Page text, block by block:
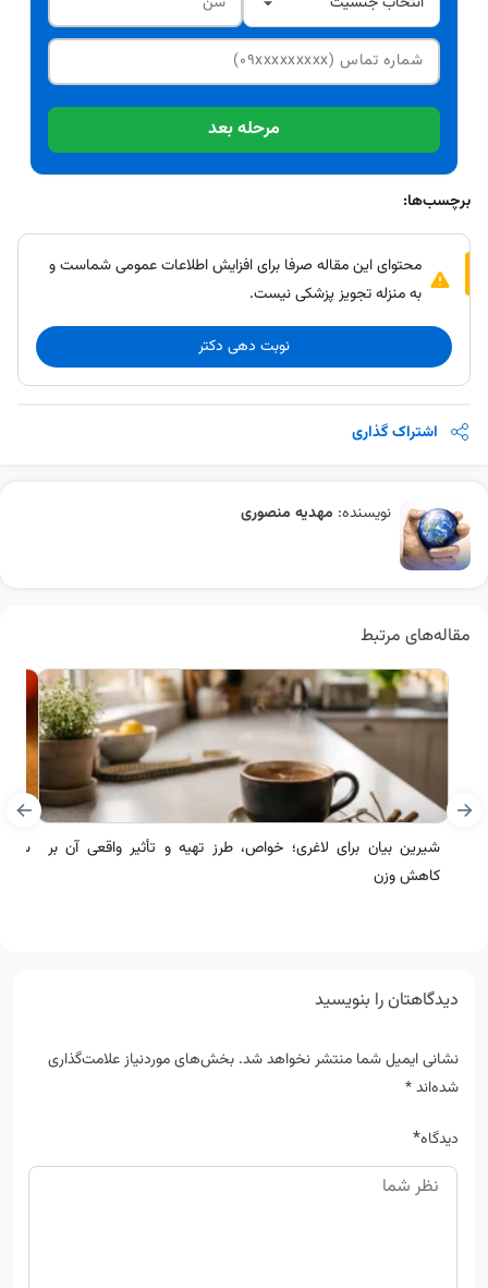
مرحله بعد
برچسب‌ها:
محتوای این مقاله صرفا برای افزایش اطلاعات عمومی شماست و
به منزله تجویز پزشکی نیست.
نوبت دهی دکتر
اشتراک گذاری
نویسنده: مهدیه منصوری
مقاله‌های مرتبط
شیرین بیان برای لاغری؛ خواص، طرز تهیه و تأثیر واقعی آن بر
کاهش وزن
دیدگاهتان را بنویسید
نشانی ایمیل شما منتشر نخواهد شد. بخش‌های موردنیاز علامت‌گذاری
شده‌اند*
دیدگاه*